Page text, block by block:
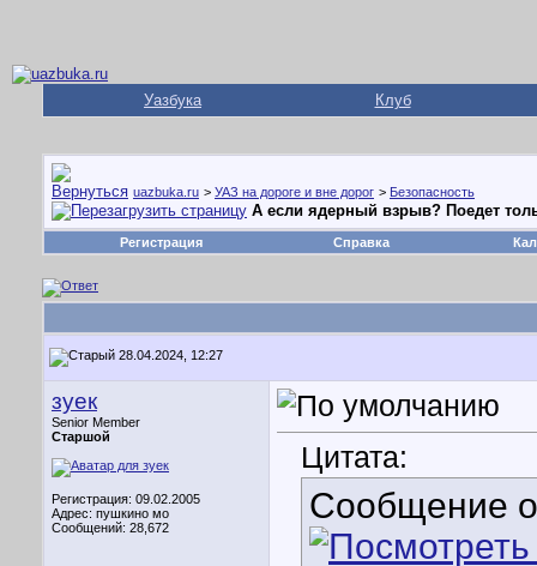
Уазбука Клуб
uazbuka.ru > УАЗ на дороге и вне дорог > Безопасность
А если ядерный взрыв? Поедет
Регистрация Справка
28.04.2024, 12:27
зуек
Senior Member
Старшой
Регистрация: 09.02.2005
Адрес: пушкино мо
Сообщений: 28,672
Цитата:
Сообщение